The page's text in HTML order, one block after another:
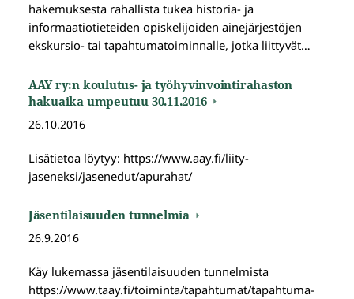
hakemuksesta rahallista tukea historia- ja
informaatiotieteiden opiskelijoiden ainejärjestöjen
ekskursio- tai tapahtumatoiminnalle, jotka liittyvät…
AAY ry:n koulutus- ja työhyvinvointirahaston
hakuaika umpeutuu 30.11.2016
26.10.2016
Lisätietoa löytyy: https://www.aay.fi/liity-
jaseneksi/jasenedut/apurahat/
Jäsentilaisuuden tunnelmia
26.9.2016
Käy lukemassa jäsentilaisuuden tunnelmista
https://www.taay.fi/toiminta/tapahtumat/tapahtuma-